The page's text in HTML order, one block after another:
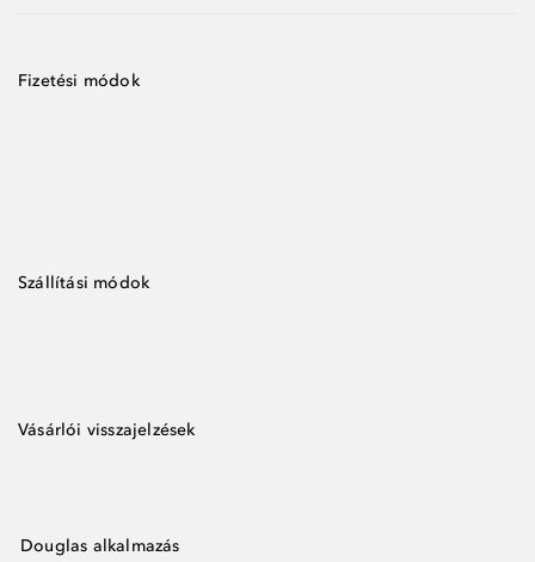
Fizetési módok
Szállítási módok
Vásárlói visszajelzések
Douglas alkalmazás